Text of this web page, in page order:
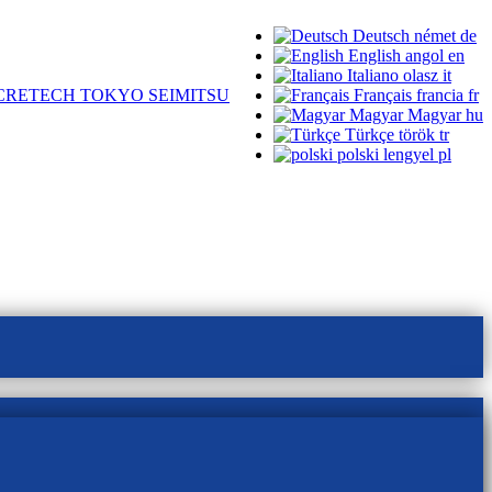
Deutsch német de
English angol en
Italiano olasz it
Français francia fr
Magyar Magyar hu
Türkçe török tr
polski lengyel pl
TOKYO SEIMITSU